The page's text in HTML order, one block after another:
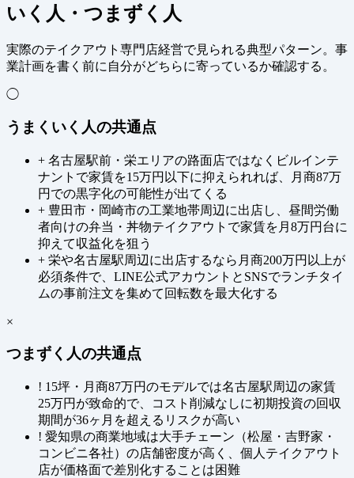
いく人・つまずく人
実際のテイクアウト専門店経営で見られる典型パターン。事
業計画を書く前に自分がどちらに寄っているか確認する。
◯
うまくいく人の共通点
+ 名古屋駅前・栄エリアの路面店ではなくビルインテ
ナントで家賃を15万円以下に抑えられれば、月商87万
円での黒字化の可能性が出てくる
+ 豊田市・岡崎市の工業地帯周辺に出店し、昼間労働
者向けの弁当・丼物テイクアウトで家賃を月8万円台に
抑えて収益化を狙う
+ 栄や名古屋駅周辺に出店するなら月商200万円以上が
必須条件で、LINE公式アカウントとSNSでランチタイ
ムの事前注文を集めて回転数を最大化する
×
つまずく人の共通点
! 15坪・月商87万円のモデルでは名古屋駅周辺の家賃
25万円が致命的で、コスト削減なしに初期投資の回収
期間が36ヶ月を超えるリスクが高い
! 愛知県の商業地域は大手チェーン（松屋・吉野家・
コンビニ各社）の店舗密度が高く、個人テイクアウト
店が価格面で差別化することは困難